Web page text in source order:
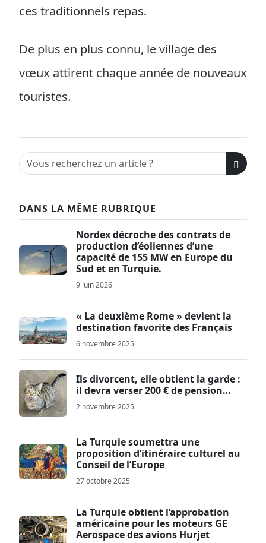
ces traditionnels repas.
De plus en plus connu, le village des
vœux attirent chaque année de nouveaux
touristes.
DANS LA MÊME RUBRIQUE
Nordex décroche des contrats de
production d’éoliennes d’une
capacité de 155 MW en Europe du
Sud et en Turquie.
9 juin 2026
« La deuxième Rome » devient la
destination favorite des Français
6 novembre 2025
Ils divorcent, elle obtient la garde :
il devra verser 200 € de pension…
2 novembre 2025
La Turquie soumettra une
proposition d’itinéraire culturel au
Conseil de l’Europe
27 octobre 2025
La Turquie obtient l’approbation
américaine pour les moteurs GE
Aerospace des avions Hurjet